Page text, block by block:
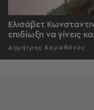
Ελισάβετ
επιδίωξη να γίνεις
Δημήτρης Καραθάνος